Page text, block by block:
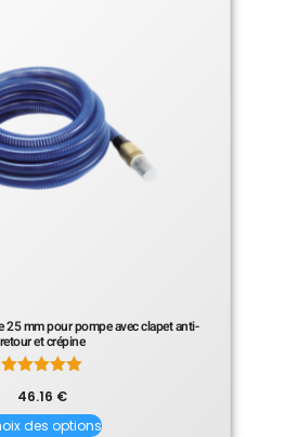
25 mm pour pompe avec clapet anti-
retour et crépine
5.00
sur 5
46.16 €
des options